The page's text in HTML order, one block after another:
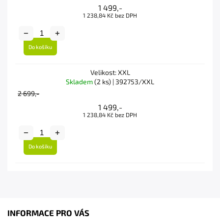
1 499,-
1 238,84 Kč bez DPH
Do košíku
Velikost: XXL
Skladem(2 ks) | 392753/XXL
2 699,-
1 499,-
1 238,84 Kč bez DPH
Do košíku
INFORMACE PRO VÁS